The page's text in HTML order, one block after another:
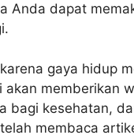
Anda dapat
gaya hidup
memberikan
bagi kesehatan,
membaca